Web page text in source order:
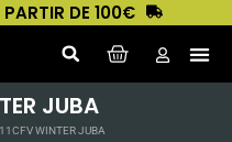
DE 100€
JUBA
WINTER JUBA